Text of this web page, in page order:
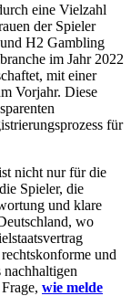
eine Vielzahl
der Spieler
H2 Gambling
im Jahr 2022
mit einer
Vorjahr. Diese
für
nicht nur für die
Spieler, die
und klare
wo
und
nachhaltigen
wie melde